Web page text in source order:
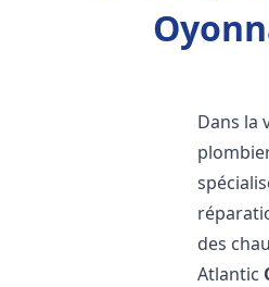
Dans la
des
Atlantic